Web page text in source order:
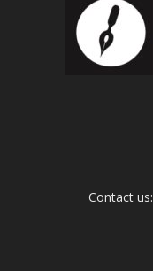
Contact us: